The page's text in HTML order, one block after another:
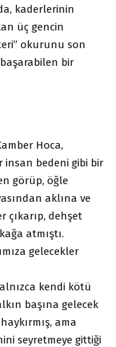
kaderlerinin
üç gencin
okurunu son
bir
Hoca,
insan bedeni gibi bir
görüp, öğle
aklına ve
çıkarıp, dehşet
atmıştı.
gelecekler
kendi kötü
başına gelecek
ama
seyretmeye gittiği